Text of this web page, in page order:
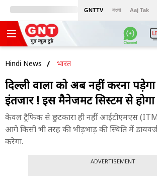
GNTTV বাংলা Aaj Tak
Hindi News भारत
दिल्ली वालों को अब नहीं करना पड़ेगा
इंतजार ! इस मैनेजमेंट सिस्टम से होगा
केवल ट्रैफिक से छुटकारा ही नहीं आईटीएमएस
आगे किसी भी तरह की भीड़भाड़ की स्थिति में
करेगा.
ADVERTISEMENT